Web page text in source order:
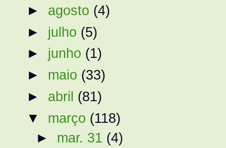
► agosto (4)
► julho (5)
► junho (1)
► maio (33)
► abril (81)
▼ março (118)
► mar. 31 (4)